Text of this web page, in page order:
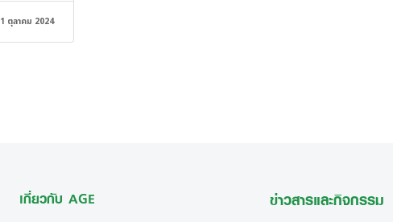
1 ตุลาคม 2024
เกี่ยวกับ AGE ข่าวสารและกิจกรรม